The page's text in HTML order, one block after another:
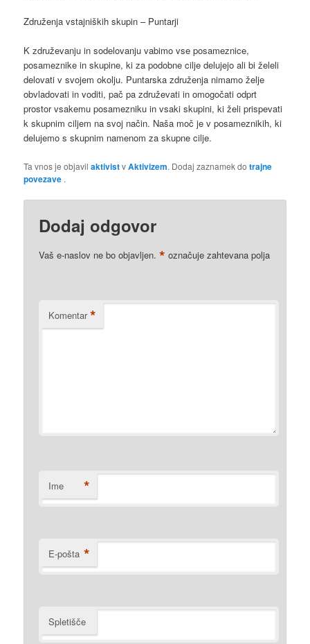
Združenja vstajniških skupin – Puntarji
K združevanju in sodelovanju vabimo vse posameznice,
posameznike in skupine, ki za podobne cilje delujejo ali bi želeli
delovati v svojem okolju. Puntarska združenja nimamo želje
obvladovati in voditi, pač pa združevati in omogočati odprt
prostor vsakemu posamezniku in vsaki skupini, ki želi prispevati
k skupnim ciljem na svoj način. Naša moč je v posameznikih, ki
delujemo s skupnim namenom za skupne cilje.
Ta vnos je objavilaktivistvAktivizem. Dodaj zaznamek dotrajne
povezave .
Dodaj odgovor
Vaš e-naslov ne bo objavljen. * označuje zahtevana polja
Komentar *
Ime *
E-pošta *
Spletišče